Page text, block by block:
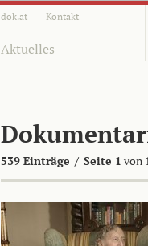
dok.at Kontakt
Aktuelles
539 Einträge / Seite 1 von